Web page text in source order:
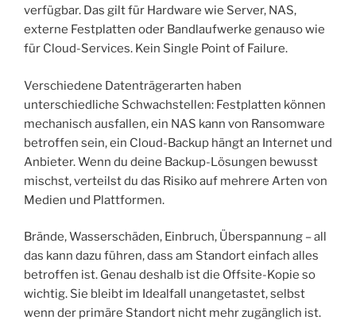
verfügbar. Das gilt für Hardware wie Server, NAS,
externe Festplatten oder Bandlaufwerke genauso wie
für Cloud-Services. Kein Single Point of Failure.
Verschiedene Datenträgerarten haben
unterschiedliche Schwachstellen: Festplatten können
mechanisch ausfallen, ein NAS kann von Ransomware
betroffen sein, ein Cloud-Backup hängt an Internet und
Anbieter. Wenn du deine Backup-Lösungen bewusst
mischst, verteilst du das Risiko auf mehrere Arten von
Medien und Plattformen.
Brände, Wasserschäden, Einbruch, Überspannung – all
das kann dazu führen, dass am Standort einfach alles
betroffen ist. Genau deshalb ist die Offsite-Kopie so
wichtig. Sie bleibt im Idealfall unangetastet, selbst
wenn der primäre Standort nicht mehr zugänglich ist.